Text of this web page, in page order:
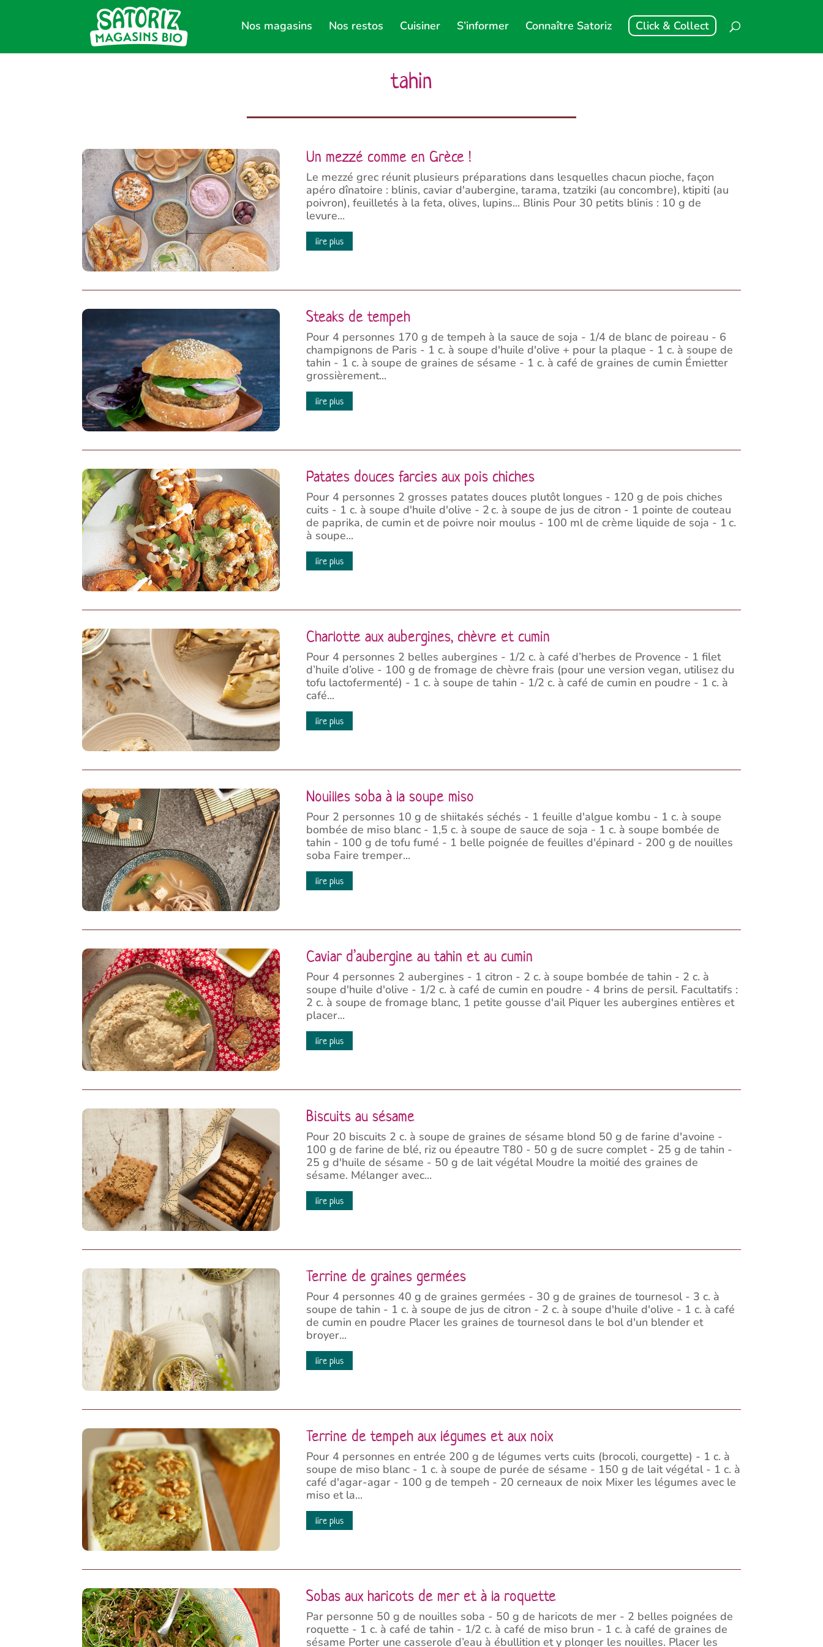
Nos magasins Nos restos Cuisiner S’informer Connaître Satoriz Click & Collect
tahin
Un mezzé comme en Grèce !
Le mezzé grec réunit plusieurs préparations dans lesquelles chacun pioche, façon
apéro dînatoire : blinis, caviar d'aubergine, tarama, tzatziki (au concombre), ktipiti (au
poivron), feuilletés à la feta, olives, lupins... Blinis Pour 30 petits blinis : 10 g de
levure...
lire plus
Steaks de tempeh
Pour 4 personnes 170 g de tempeh à la sauce de soja - 1/4 de blanc de poireau - 6
champignons de Paris - 1 c. à soupe d'huile d'olive + pour la plaque - 1 c. à soupe de
tahin - 1 c. à soupe de graines de sésame - 1 c. à café de graines de cumin Émietter
grossièrement...
lire plus
Patates douces farcies aux pois chiches
Pour 4 personnes 2 grosses patates douces plutôt longues - 120 g de pois chiches
cuits - 1 c. à soupe d'huile d'olive - 2 c. à soupe de jus de citron - 1 pointe de couteau
de paprika, de cumin et de poivre noir moulus - 100 ml de crème liquide de soja - 1 c.
à soupe...
lire plus
Charlotte aux aubergines, chèvre et cumin
Pour 4 personnes 2 belles aubergines - 1/2 c. à café d’herbes de Provence - 1 filet
d’huile d’olive - 100 g de fromage de chèvre frais (pour une version vegan, utilisez du
tofu lactofermenté) - 1 c. à soupe de tahin - 1/2 c. à café de cumin en poudre - 1 c. à
café...
lire plus
Nouilles soba à la soupe miso
Pour 2 personnes 10 g de shiitakés séchés - 1 feuille d'algue kombu - 1 c. à soupe
bombée de miso blanc - 1,5 c. à soupe de sauce de soja - 1 c. à soupe bombée de
tahin - 100 g de tofu fumé - 1 belle poignée de feuilles d'épinard - 200 g de nouilles
soba Faire tremper...
lire plus
Caviar d’aubergine au tahin et au cumin
Pour 4 personnes 2 aubergines - 1 citron - 2 c. à soupe bombée de tahin - 2 c. à
soupe d'huile d'olive - 1/2 c. à café de cumin en poudre - 4 brins de persil. Facultatifs :
2 c. à soupe de fromage blanc, 1 petite gousse d'ail Piquer les aubergines entières et
placer...
lire plus
Biscuits au sésame
Pour 20 biscuits 2 c. à soupe de graines de sésame blond 50 g de farine d'avoine -
100 g de farine de blé, riz ou épeautre T80 - 50 g de sucre complet - 25 g de tahin -
25 g d'huile de sésame - 50 g de lait végétal Moudre la moitié des graines de
sésame. Mélanger avec...
lire plus
Terrine de graines germées
Pour 4 personnes 40 g de graines germées - 30 g de graines de tournesol - 3 c. à
soupe de tahin - 1 c. à soupe de jus de citron - 2 c. à soupe d'huile d'olive - 1 c. à café
de cumin en poudre Placer les graines de tournesol dans le bol d'un blender et
broyer...
lire plus
Terrine de tempeh aux légumes et aux noix
Pour 4 personnes en entrée 200 g de légumes verts cuits (brocoli, courgette) - 1 c. à
soupe de miso blanc - 1 c. à soupe de purée de sésame - 150 g de lait végétal - 1 c. à
café d'agar-agar - 100 g de tempeh - 20 cerneaux de noix Mixer les légumes avec le
miso et la...
lire plus
Sobas aux haricots de mer et à la roquette
Par personne 50 g de nouilles soba - 50 g de haricots de mer - 2 belles poignées de
roquette - 1 c. à café de tahin - 1/2 c. à café de miso brun - 1 c. à café de graines de
sésame Porter une casserole d’eau à ébullition et y plonger les nouilles. Placer les